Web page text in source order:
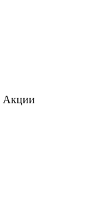
Акции